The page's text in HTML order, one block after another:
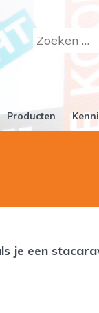
Producten
je een